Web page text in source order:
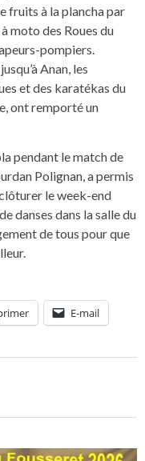
fruits à la plancha par
moto des Roues du
pompiers.
Anan, les
et des karatékas du
ont remporté un
pendant le match de
Polignan, a permis
le week-end
danses dans la salle du
de tous pour que
E-mail